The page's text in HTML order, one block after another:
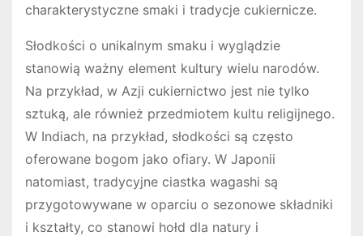
charakterystyczne smaki i tradycje cukiernicze.
Słodkości o unikalnym smaku i wyglądzie
stanowią ważny element kultury wielu narodów.
Na przykład, w Azji cukiernictwo jest nie tylko
sztuką, ale również przedmiotem kultu religijnego.
W Indiach, na przykład, słodkości są często
oferowane bogom jako ofiary. W Japonii
natomiast, tradycyjne ciastka wagashi są
przygotowywane w oparciu o sezonowe składniki
i kształty, co stanowi hołd dla natury i